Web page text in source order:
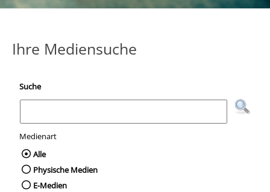
Ihre Mediensuche
Suche
Medienart
Wählen Sie die Medienart nach der Sie
Alle
Physische Medien
E-Medien